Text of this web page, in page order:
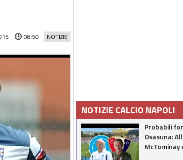
NOTIZIE
08:50
NOTIZIE CALCIO NAPOLI
Probabili
Osasuna:
McTominay